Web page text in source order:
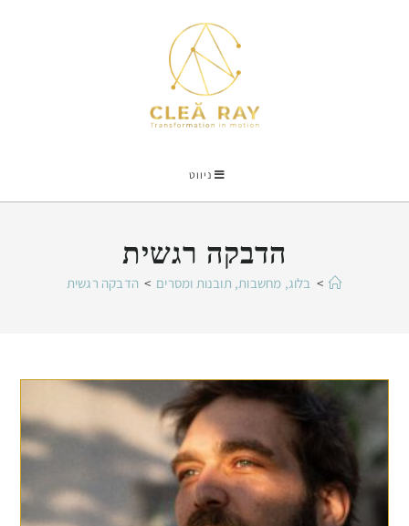
ניווט
הדבקה רגשית
> בלוג, מחשבות, תובנות ומסרים > הדבקה רגשית